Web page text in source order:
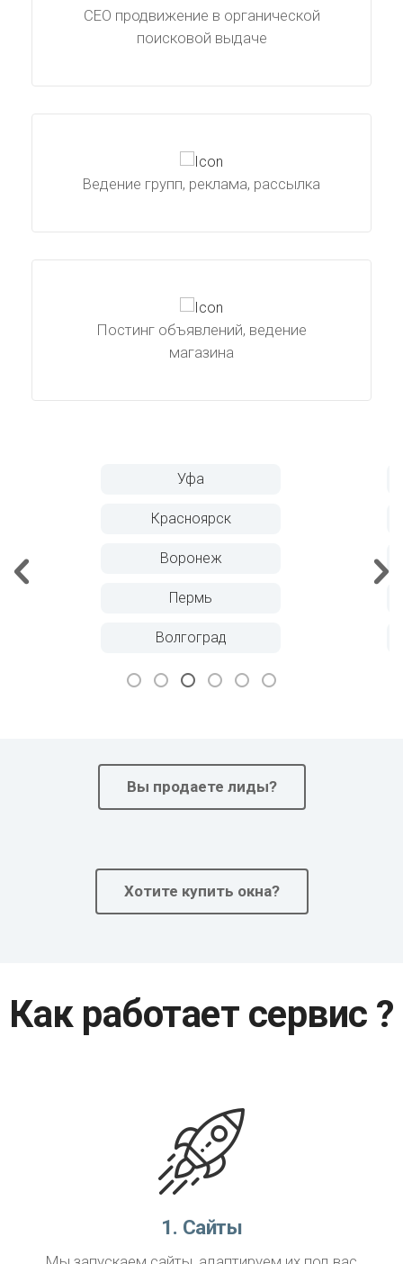
СЕО продвижение в органической
поисковой выдаче
Ведение групп, реклама, рассылка
Постинг объявлений, ведение
магазина
Краснодар
Саратов
Тюмень
Тольятти
Ижевск
Вы продаете лиды?
Хотите купить окна?
Как работает сервис ?
1. Сайты